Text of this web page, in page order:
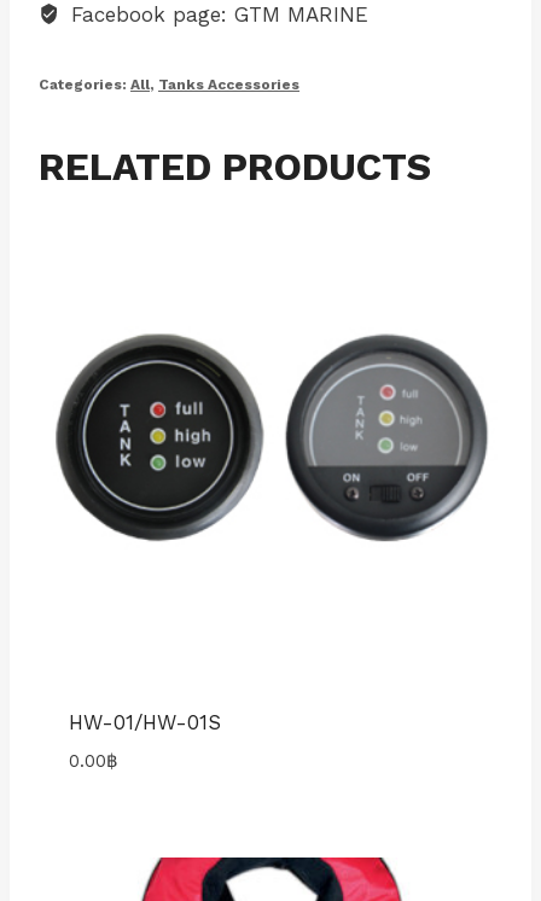
Facebook page: GTM MARINE
Categories: All, Tanks Accessories
RELATED PRODUCTS
HW-01/HW-01S
0.00฿